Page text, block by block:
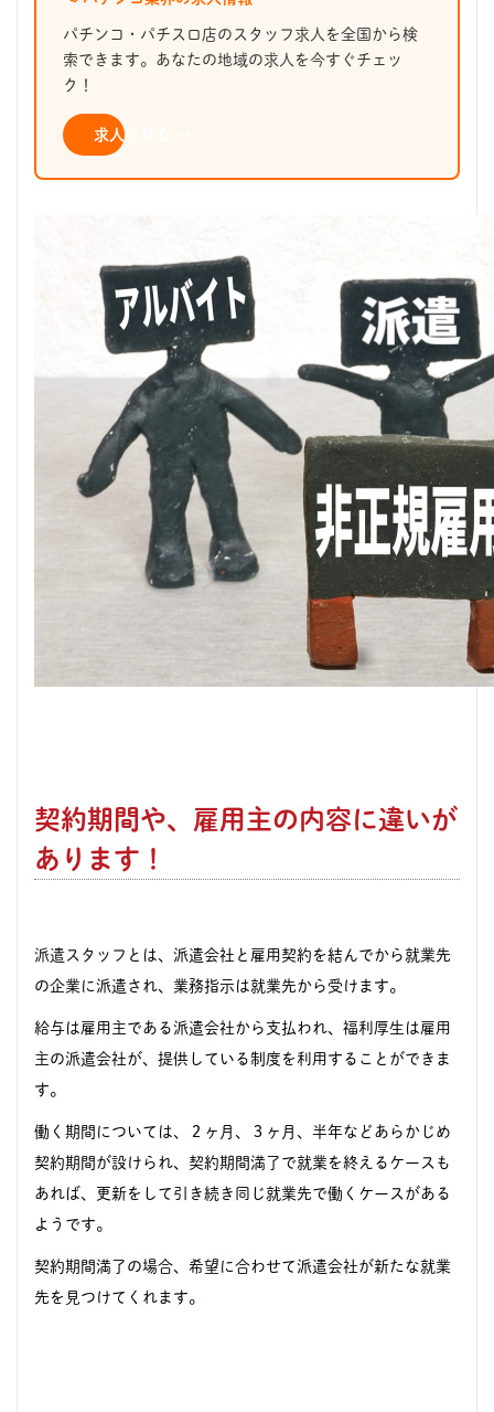
パチンコ・パチスロ店のスタッフ求人を全国から検
索できます。あなたの地域の求人を今すぐチェッ
ク！
求人を見る →
契約期間や、雇用主の内容に違いが
あります！
派遣スタッフ とは、派遣会社と雇用契約を結んでから就業先
の企業に派遣され、業務指示は就業先から受けます。
給与は雇用主である派遣会社から支払われ、福利厚生は雇用
主の派遣会社が、提供している制度を利用することができま
す。
働く期間については、２ヶ月、３ヶ月、半年などあらかじめ
契約期間が設けられ、契約期間満了で就業を終えるケースも
あれば、更新をして引き続き同じ就業先で働くケースがある
ようです。
契約期間満了の場合、希望に合わせて派遣会社が新たな就業
先を見つけてくれます。